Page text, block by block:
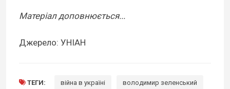
Матеріал доповнюється...
Джерело: УНІАН
ТЕГИ: війна в україні володимир зеленський